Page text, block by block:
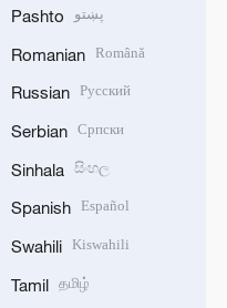
Pashto پښتو
Romanian Română
Russian Русский
Serbian Српски
Sinhala සිංහල
Spanish Español
Swahili Kiswahili
Tamil தமிழ்